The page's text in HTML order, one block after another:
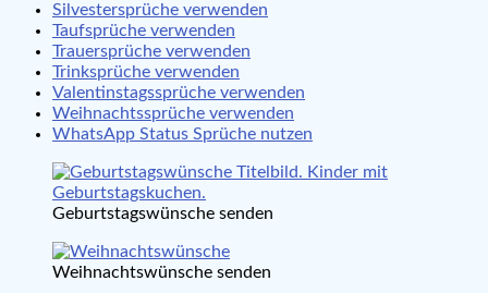
Silvestersprüche verwenden
Taufsprüche verwenden
Trauersprüche verwenden
Trinksprüche verwenden
Valentinstagssprüche verwenden
Weihnachtssprüche verwenden
WhatsApp Status Sprüche nutzen
Geburtstagswünsche senden
Weihnachtswünsche senden